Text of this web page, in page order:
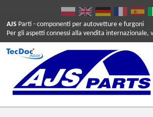
AJS Parti - componenti per autovetture e furgoni
Per gli aspetti connessi alla vendita